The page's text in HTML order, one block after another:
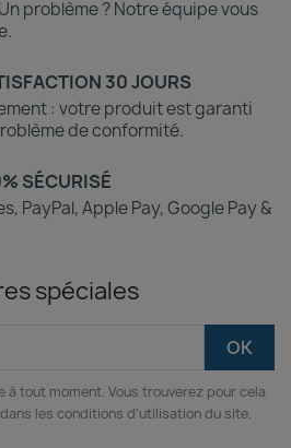
problème ? Notre équipe vous
30 JOURS
: votre produit est garanti
de conformité.
SÉCURISÉ
PayPal, Apple Pay, Google Pay &
spéciales
à tout moment. Vous trouverez pour cela
les conditions d'utilisation du site.